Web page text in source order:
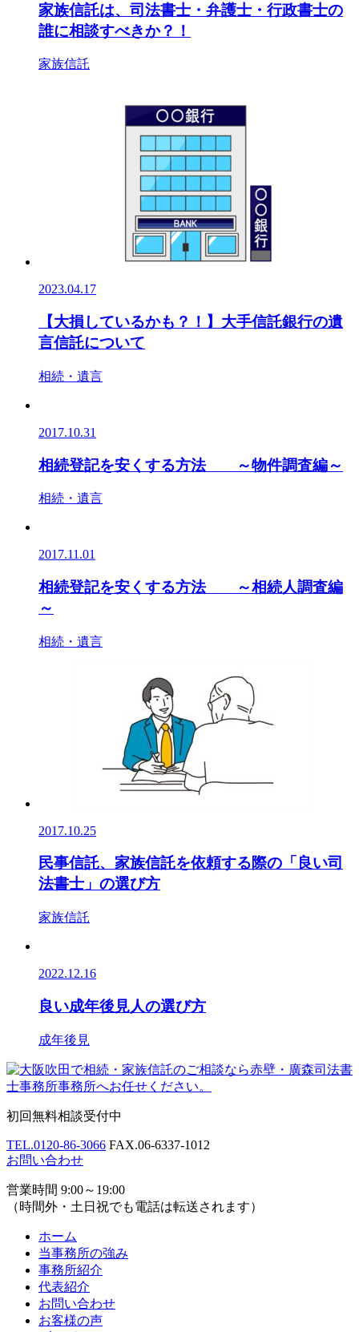
家族信託は、司法書士・弁護士・行政書士の
誰に相談すべきか？！
家族信託
2023.04.17
【大損しているかも？！】大手信託銀行の遺
言信託について
相続・遺言
2017.10.31
相続登記を安くする方法 ～物件調査編～
相続・遺言
2017.11.01
相続登記を安くする方法 ～相続人調査編
～
相続・遺言
2017.10.25
民事信託、家族信託を依頼する際の「良い司
法書士」の選び方
家族信託
2022.12.16
良い成年後見人の選び方
成年後見
初回無料相談受付中
TEL.0120-86-3066 FAX.06-6337-1012
お問い合わせ
営業時間 9:00～19:00
（時間外・土日祝でも電話は転送されます）
ホーム
当事務所の強み
事務所紹介
代表紹介
お問い合わせ
お客様の声